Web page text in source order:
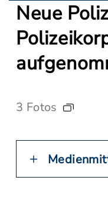
Neue
3 Fotos